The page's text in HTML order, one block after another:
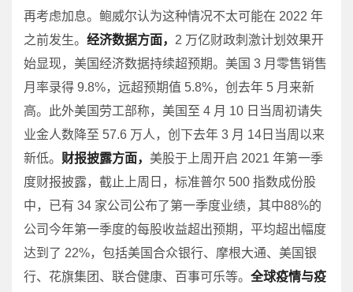
再考虑加息。鲍威尔认为这种情况不太可能在 2022 年
之前发生。 经济数据方面， 2 万亿财政刺激计划效果开
始显现，美国经济数据持续超预期。美国 3 月零售销售
月率录得 9.8%，远超预期值 5.8%，创去年 5 月来新
高。此外美国劳工部称，美国至 4 月 10 日当周初请失
业金人数降至 57.6 万人，创下去年 3 月 14日当周以来
新低。 财报披露方面， 美股于上周开启 2021 年第一季
度财报披露，截止上周日，标准普尔 500 指数成份股
中，已有 34 家公司公布了第一季度业绩，其中88%的
公司今年第一季度的每股收益超出预期，平均超出幅度
达到了 22%，包括美国合众银行、摩根大通、美国银
行、花旗集团、联合健康、百事可乐等。 全球疫情与疫